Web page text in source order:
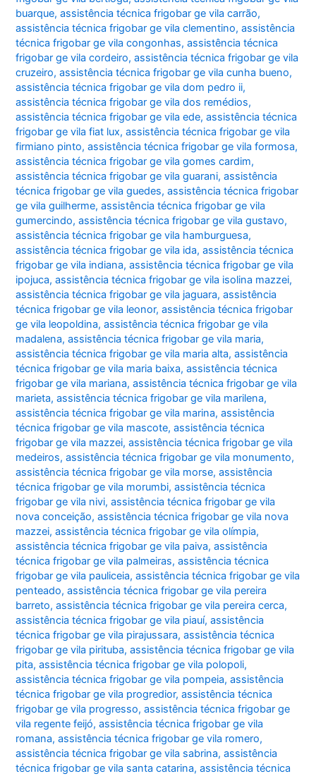
buarque,assistência técnica frigobar ge vila carrão,
assistência técnica frigobar ge vila clementino,assistência
técnica frigobar ge vila congonhas,assistência técnica
frigobar ge vila cordeiro,assistência técnica frigobar ge vila
cruzeiro,assistência técnica frigobar ge vila cunha bueno,
assistência técnica frigobar ge vila dom pedro ii,
assistência técnica frigobar ge vila dos remédios,
assistência técnica frigobar ge vila ede,assistência técnica
frigobar ge vila fiat lux,assistência técnica frigobar ge vila
firmiano pinto,assistência técnica frigobar ge vila formosa,
assistência técnica frigobar ge vila gomes cardim,
assistência técnica frigobar ge vila guarani,assistência
técnica frigobar ge vila guedes,assistência técnica frigobar
ge vila guilherme,assistência técnica frigobar ge vila
gumercindo,assistência técnica frigobar ge vila gustavo,
assistência técnica frigobar ge vila hamburguesa,
assistência técnica frigobar ge vila ida,assistência técnica
frigobar ge vila indiana,assistência técnica frigobar ge vila
ipojuca,assistência técnica frigobar ge vila isolina mazzei,
assistência técnica frigobar ge vila jaguara,assistência
técnica frigobar ge vila leonor,assistência técnica frigobar
ge vila leopoldina,assistência técnica frigobar ge vila
madalena,assistência técnica frigobar ge vila maria,
assistência técnica frigobar ge vila maria alta,assistência
técnica frigobar ge vila maria baixa,assistência técnica
frigobar ge vila mariana,assistência técnica frigobar ge vila
marieta,assistência técnica frigobar ge vila marilena,
assistência técnica frigobar ge vila marina,assistência
técnica frigobar ge vila mascote,assistência técnica
frigobar ge vila mazzei,assistência técnica frigobar ge vila
medeiros,assistência técnica frigobar ge vila monumento,
assistência técnica frigobar ge vila morse,assistência
técnica frigobar ge vila morumbi,assistência técnica
frigobar ge vila nivi,assistência técnica frigobar ge vila
nova conceição,assistência técnica frigobar ge vila nova
mazzei,assistência técnica frigobar ge vila olímpia,
assistência técnica frigobar ge vila paiva,assistência
técnica frigobar ge vila palmeiras,assistência técnica
frigobar ge vila pauliceia,assistência técnica frigobar ge vila
penteado,assistência técnica frigobar ge vila pereira
barreto,assistência técnica frigobar ge vila pereira cerca,
assistência técnica frigobar ge vila piauí,assistência
técnica frigobar ge vila pirajussara,assistência técnica
frigobar ge vila pirituba,assistência técnica frigobar ge vila
pita,assistência técnica frigobar ge vila polopoli,
assistência técnica frigobar ge vila pompeia,assistência
técnica frigobar ge vila progredior,assistência técnica
frigobar ge vila progresso,assistência técnica frigobar ge
vila regente feijó,assistência técnica frigobar ge vila
romana,assistência técnica frigobar ge vila romero,
assistência técnica frigobar ge vila sabrina,assistência
técnica frigobar ge vila santa catarina,assistência técnica